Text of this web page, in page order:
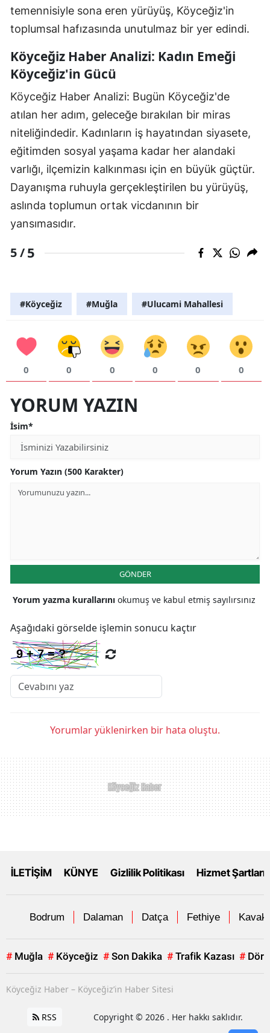
temennisiyle sona eren yürüyüş, Köyceğiz'in
toplumsal hafızasında unutulmaz bir yer edindi.
Köyceğiz Haber Analizi: Kadın Emeği
Köyceğiz'in Gücü
Köyceğiz Haber Analizi: Bugün Köyceğiz'de
atılan her adım, geleceğe bırakılan bir miras
niteliğindedir. Kadınların iş hayatından siyasete,
eğitimden sosyal yaşama kadar her alandaki
varlığı, ilçemizin kalkınması için en büyük güçtür.
Dayanışma ruhuyla gerçekleştirilen bu yürüyüş,
aslında toplumun ortak vicdanının bir
yansımasıdır.
5 /5
#Köyceğiz #Muğla #Ulucami Mahallesi
0 0 0 0 0 0
YORUM YAZIN
İsim*
Yorum Yazın (500 Karakter)
GÖNDER
Yorum yazma kurallarını okumuş ve kabul etmiş sayılırsınız
Aşağıdaki görselde işlemin sonucu kaçtır
Yorumlar yüklenirken bir hata oluştu.
İLETİŞİM KÜNYE Gizlilik Politikası Hizmet Şartları
Bodrum Dalaman Datça Fethiye
# Muğla # Köyceğiz # Son Dakika # Trafik Kazası # Dört
Köyceğiz Haber – Köyceğiz’in Haber Sitesi
RSS Copyright © 2026 . Her hakkı saklıdır.